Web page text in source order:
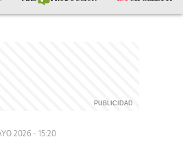
2026 - 15:20